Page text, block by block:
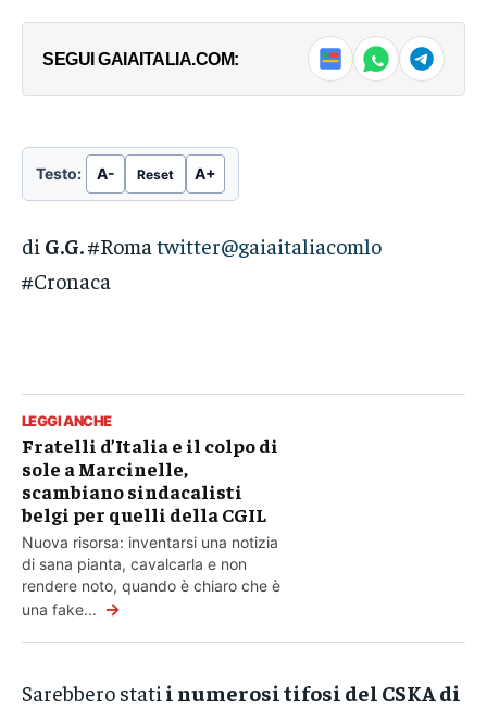
SEGUI GAIAITALIA.COM:
Testo: A- Reset A+
di G.G.#Roma twitter@gaiaitaliacomlo
#Cronaca
LEGGI ANCHE
Fratelli d’Italia e il colpo di
sole a Marcinelle,
scambiano sindacalisti
belgi per quelli della CGIL
Nuova risorsa: inventarsi una notizia
di sana pianta, cavalcarla e non
rendere noto, quando è chiaro che è
una fake... →
Sarebbero stati i numerosi tifosi del CSKA di